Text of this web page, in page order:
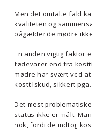
Men det omtalte fald
kvaliteten og
pågældende mødre
En anden vigtig faktor
fødevarer end fra
mødre har svært ved at
kosttilskud, sikkert
Det mest
status ikke er målt.
nok, fordi de indtog